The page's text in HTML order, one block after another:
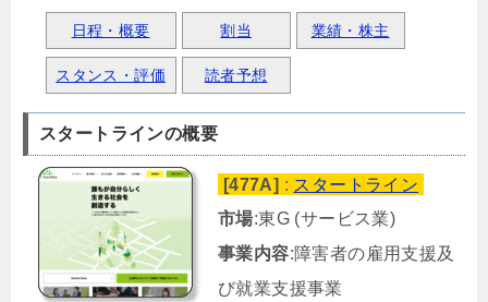
日程・概要 割当 業績・株主
スタンス・評価 読者予想
スタートラインの概要
[477A] : スタートライン
市場:東G (サービス業)
事業内容:障害者の雇用支援及
び就業支援事業